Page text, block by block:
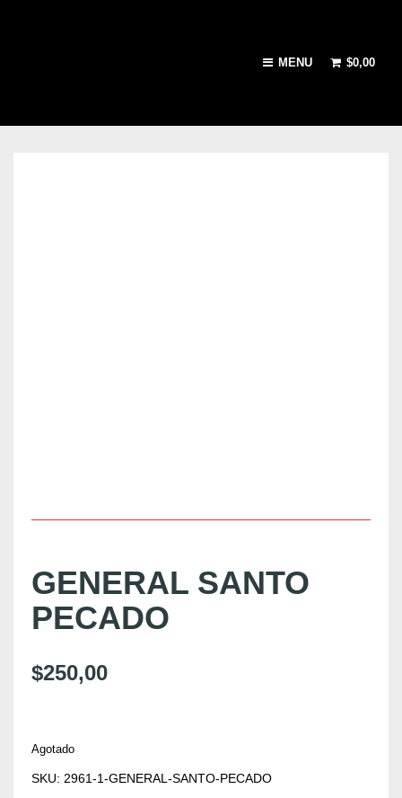
MENU $0,00
GENERAL SANTO
PECADO
$250,00
Agotado
SKU: 2961-1-GENERAL-SANTO-PECADO